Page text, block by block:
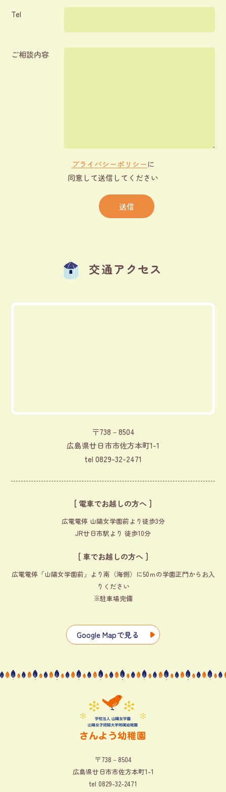
Tel
ご相談内容
プライバシーポリシーに
同意して送信してください
交通アクセス
〒738－8504
広島県廿日市市佐方本町1-1
tel 0829-32-2471
[ 電車でお越しの方へ ]
広電電停 山陽女学園前より徒歩3分
JR廿日市駅より 徒歩10分
[ 車でお越しの方へ ]
広電電停「山陽女学園前」より南（海側）に50ｍの学園正門からお入
りください
※駐車場完備
Google Mapで見る
〒738－8504
広島県廿日市市佐方本町1-1
tel 0829-32-2471